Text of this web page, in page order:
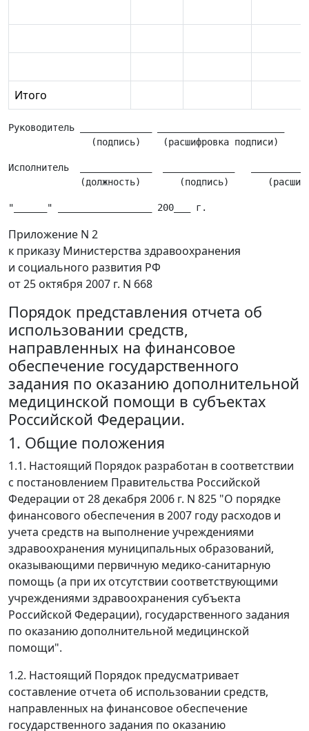
Итого
Руководитель _____________ _______________________
Исполнитель  _____________  _____________
Приложение N 2
к приказу Министерства здравоохранения
и социального развития РФ
от 25 октября 2007 г. N 668
Порядок представления отчета об
использовании средств,
направленных на финансовое
обеспечение государственного
задания по оказанию дополнительной
медицинской помощи в субъектах
Российской Федерации.
1. Общие положения
1.1. Настоящий Порядок разработан в соответствии
с постановлением Правительства Российской
Федерации от 28 декабря 2006 г. N 825 "О порядке
финансового обеспечения в 2007 году расходов и
учета средств на выполнение учреждениями
здравоохранения муниципальных образований,
оказывающими первичную медико-санитарную
помощь (а при их отсутствии соответствующими
учреждениями здравоохранения субъекта
Российской Федерации), государственного задания
по оказанию дополнительной медицинской
помощи".
1.2. Настоящий Порядок предусматривает
составление отчета об использовании средств,
направленных на финансовое обеспечение
государственного задания по оказанию